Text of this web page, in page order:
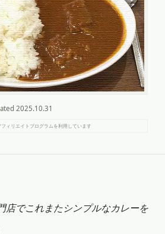
2025.10.31
ィリエイトプログラムを利用しています
店でこれまたシンプルなカレーを